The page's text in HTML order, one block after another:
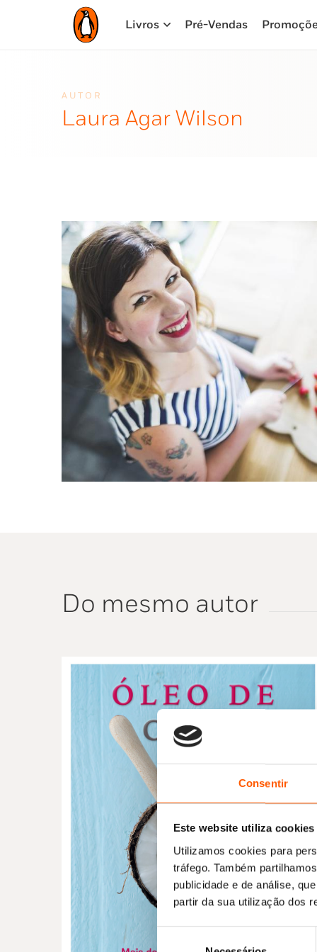
Consentir
Este website utiliza cookies
Utilizamos cookies para
tráfego. Também
publicidade e de análise,
partir da sua utilização dos
Livros Pré-Vendas
AUTOR
Laura Agar Wilson
Do mesmo autor